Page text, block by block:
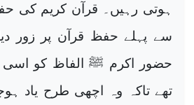
ہوتی رہیں۔ قرآن کریم کی
سے پہلے حفظ قرآن پر زور
حضور اکرم ﷺ الفاظ کو اسی
تھے تاکہ وہ اچھی طرح یاد